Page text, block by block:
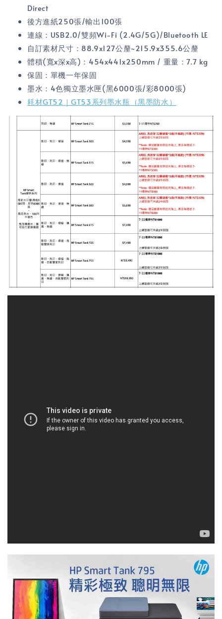
Direct
後方進紙250張/輸出100張
連線：USB2.0/雙頻Wi-Fi (2.4G/5G)/Bluetooth LE
自訂素材尺寸：88.9x127公釐~215.9x355.6公釐
體積(寬x深x高)：454x441x250mm / 重量：7.7 kg
保固：單機一年保固
墨水：4色獨立墨水匣(黑6000張/彩8000張)
耗材GT52｜GT53系列墨水瓶（黑墨防水）